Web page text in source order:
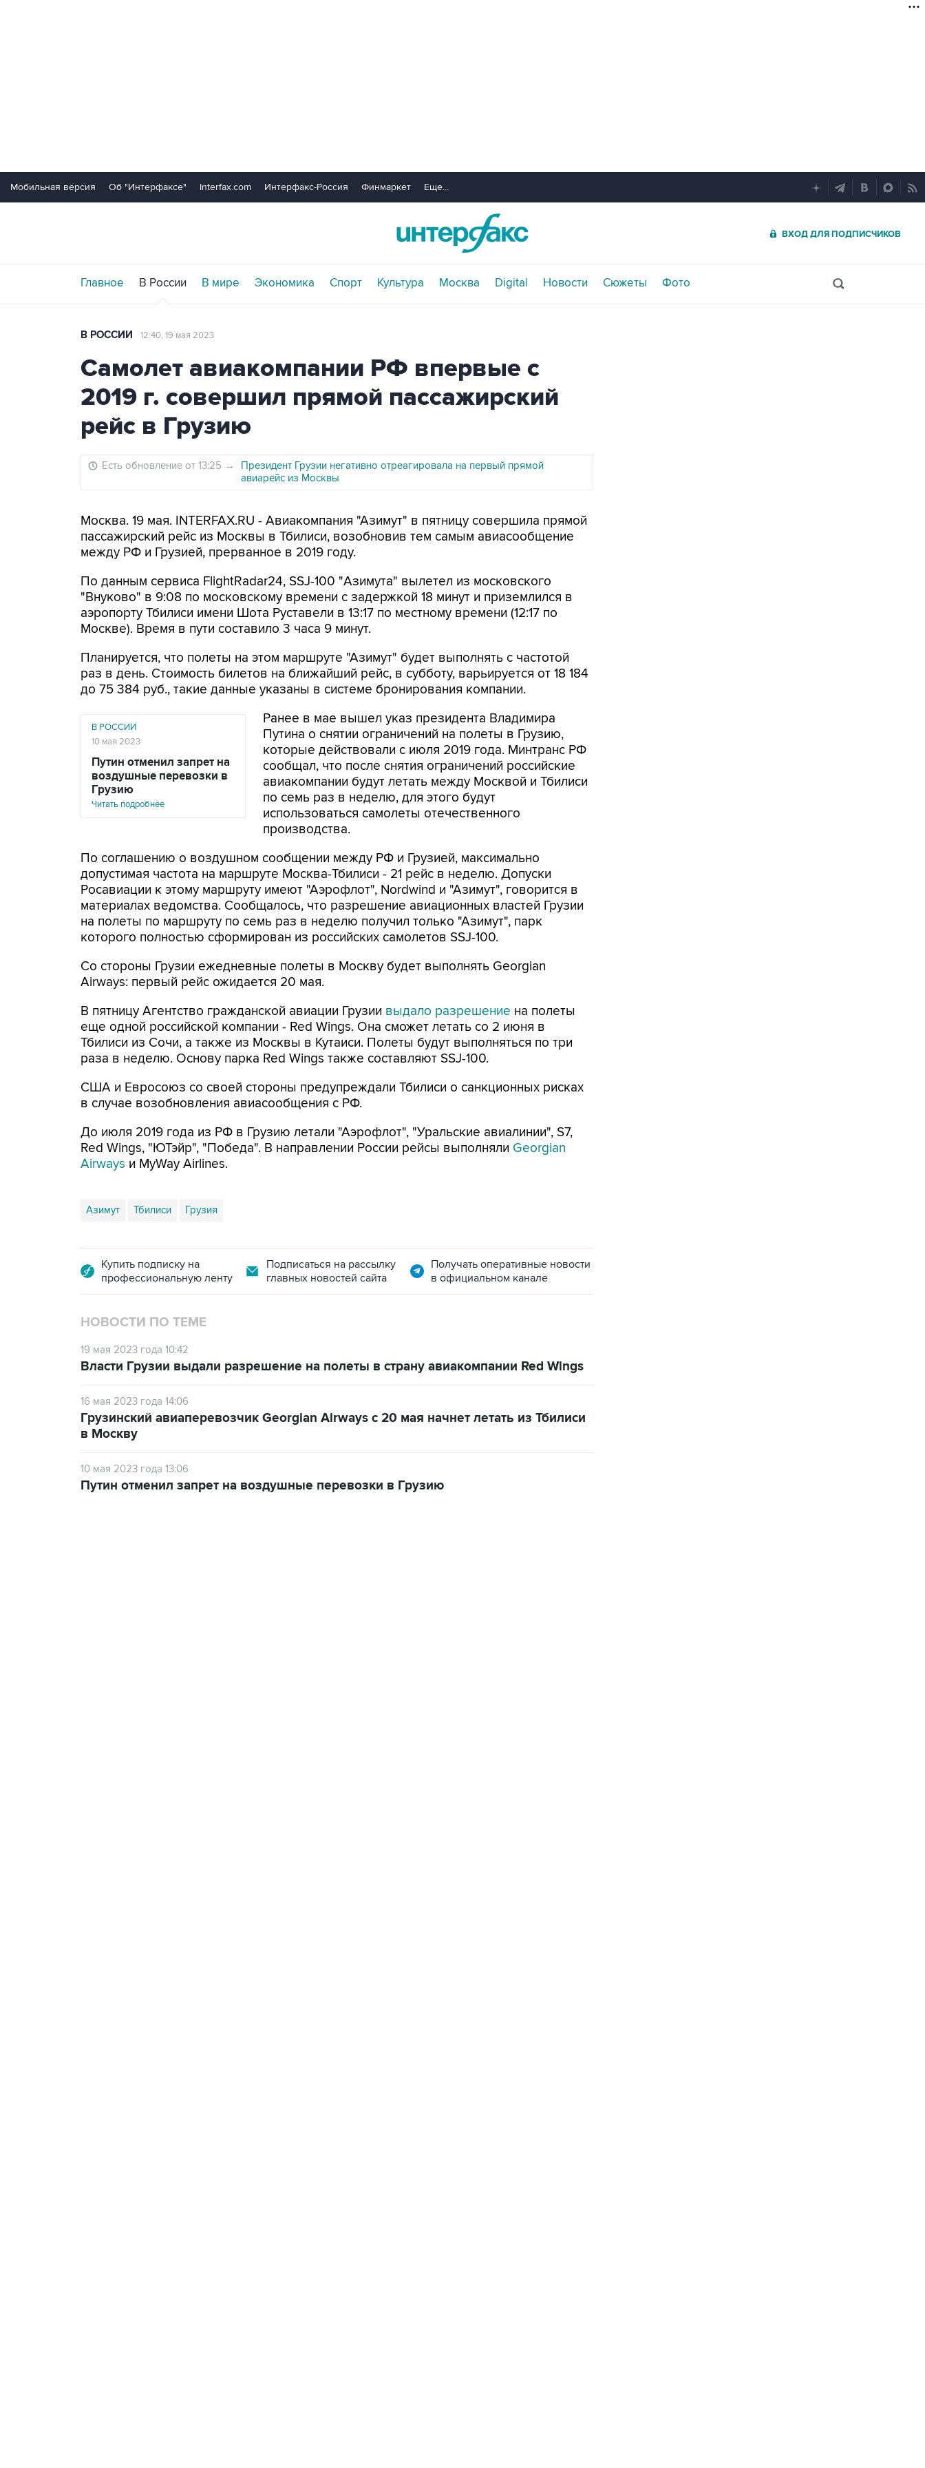
Мобильная версия Об "Интерфаксе" Interfax.com Интерфакс-Россия Финмаркет Еще...
ВХОД ДЛЯ ПОДПИСЧИКОВ
Главное В России В мире Экономика Спорт Культура Москва Digital Новости Сюжеты Фото
В РОССИИ 12:40, 19 мая 2023
Самолет авиакомпании РФ впервые с
2019 г. совершил прямой пассажирский
рейс в Грузию
Есть обновление от 13:25 →
Президент Грузии негативно отреагировала на первый прямой
авиарейс из Москвы
Москва. 19 мая. INTERFAX.RU - Авиакомпания "Азимут" в пятницу совершила прямой
пассажирский рейс из Москвы в Тбилиси, возобновив тем самым авиасообщение
между РФ и Грузией, прерванное в 2019 году.
По данным сервиса FlightRadar24, SSJ-100 "Азимута" вылетел из московского
"Внуково" в 9:08 по московскому времени с задержкой 18 минут и приземлился в
аэропорту Тбилиси имени Шота Руставели в 13:17 по местному времени (12:17 по
Москве). Время в пути составило 3 часа 9 минут.
Планируется, что полеты на этом маршруте "Азимут" будет выполнять с частотой
раз в день. Стоимость билетов на ближайший рейс, в субботу, варьируется от 18 184
до 75 384 руб., такие данные указаны в системе бронирования компании.
В РОССИИ
10 мая 2023
Путин отменил запрет на
воздушные перевозки в
Грузию
Читать подробнее
Ранее в мае вышел указ президента Владимира
Путина о снятии ограничений на полеты в Грузию,
которые действовали с июля 2019 года. Минтранс РФ
сообщал, что после снятия ограничений российские
авиакомпании будут летать между Москвой и Тбилиси
по семь раз в неделю, для этого будут
использоваться самолеты отечественного
производства.
По соглашению о воздушном сообщении между РФ и Грузией, максимально
допустимая частота на маршруте Москва-Тбилиси - 21 рейс в неделю. Допуски
Росавиации к этому маршруту имеют "Аэрофлот", Nordwind и "Азимут", говорится в
материалах ведомства. Сообщалось, что разрешение авиационных властей Грузии
на полеты по маршруту по семь раз в неделю получил только "Азимут", парк
которого полностью сформирован из российских самолетов SSJ-100.
Со стороны Грузии ежедневные полеты в Москву будет выполнять Georgian
Airways: первый рейс ожидается 20 мая.
В пятницу Агентство гражданской авиации Грузии выдало разрешение на полеты
еще одной российской компании - Red Wings. Она сможет летать со 2 июня в
Тбилиси из Сочи, а также из Москвы в Кутаиси. Полеты будут выполняться по три
раза в неделю. Основу парка Red Wings также составляют SSJ-100.
США и Евросоюз со своей стороны предупреждали Тбилиси о санкционных рисках
в случае возобновления авиасообщения с РФ.
До июля 2019 года из РФ в Грузию летали "Аэрофлот", "Уральские авиалинии", S7,
Red Wings, "ЮТэйр", "Победа". В направлении России рейсы выполняли Georgian
Airways и MyWay Airlines.
Азимут Тбилиси Грузия
Купить подписку на
профессиональную ленту
Подписаться на рассылку
главных новостей сайта
Получать оперативные новости
в официальном канале
НОВОСТИ ПО ТЕМЕ
19 мая 2023 года 10:42
Власти Грузии выдали разрешение на полеты в страну авиакомпании Red Wings
16 мая 2023 года 14:06
Грузинский авиаперевозчик Georgian Airways с 20 мая начнет летать из Тбилиси
в Москву
10 мая 2023 года 13:06
Путин отменил запрет на воздушные перевозки в Грузию